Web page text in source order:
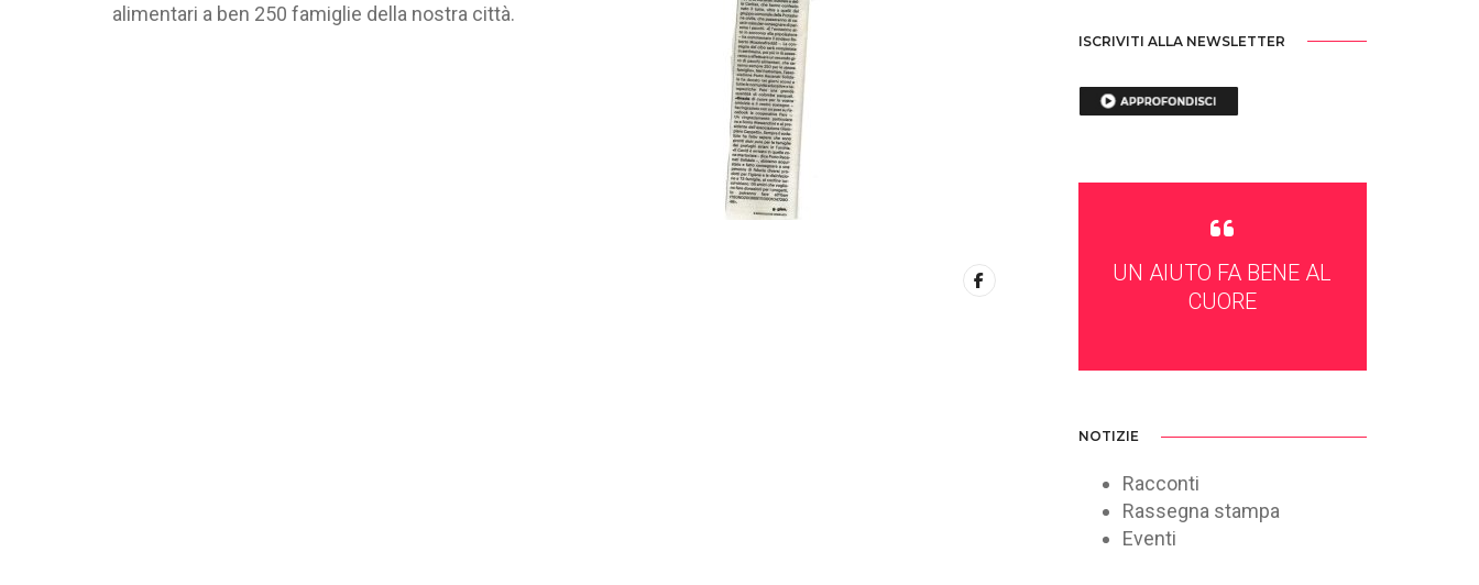
alimentari a ben 250 famiglie della nostra città.
ISCRIVITI ALLA NEWSLETTER
UN AIUTO FA BENE AL
CUORE
NOTIZIE
Racconti
Rassegna stampa
Eventi